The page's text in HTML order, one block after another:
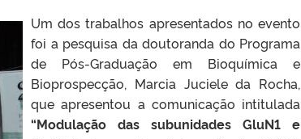
Um dos trabalhos apresentados no evento
foi a pesquisa da doutoranda do Programa
de Pós-Graduação em Bioquímica e
Bioprospecção, Marcia Juciele da Rocha,
que apresentou a comunicação intitulada
“Modulação das subunidades GluN1 e